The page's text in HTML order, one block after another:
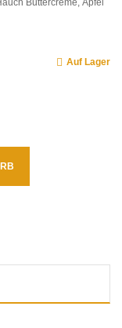
Buttercreme, Äpfel
Auf Lager